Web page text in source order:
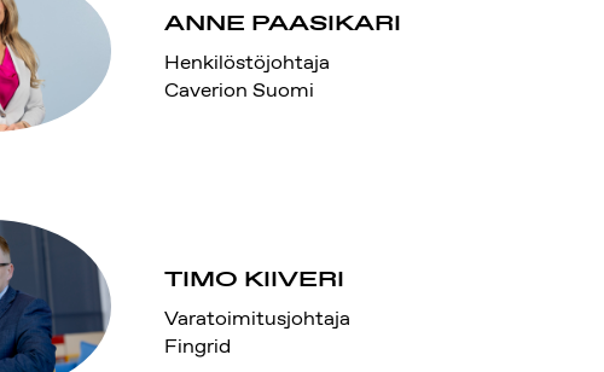
ANNE PAASIKARI
Henkilöstöjohtaja
Caverion Suomi
TIMO KIIVERI
Varatoimitusjohtaja
Fingrid